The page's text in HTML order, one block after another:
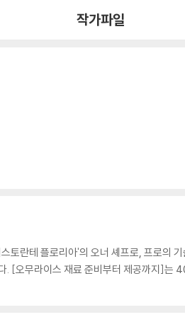
작가파일
토란테 플로리아'의 오너 셰프로, 프로의
. [오무라이스 재료 준비부터 제공까지]